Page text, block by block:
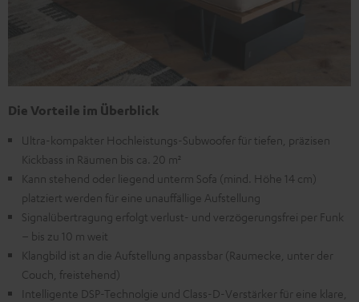
Die Vorteile im Überblick
Ultra-kompakter Hochleistungs-Subwoofer für tiefen, präzisen
Kickbass in Räumen bis ca. 20 m²
Kann stehend oder liegend unterm Sofa (mind. Höhe 14 cm)
platziert werden für eine unauffällige Aufstellung
Signalübertragung erfolgt verlust- und verzögerungsfrei per Funk
– bis zu 10 m weit
Klangbild ist an die Aufstellung anpassbar (Raumecke, unter der
Couch, freistehend)
Intelligente DSP-Technolgie und Class-D-Verstärker für eine klare,